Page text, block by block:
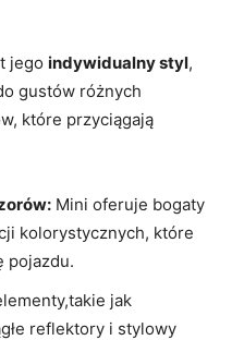
jego indywidualny styl,
gustów różnych
które przyciągają
Mini oferuje bogaty
kolorystycznych, które
pojazdu.
jak
reflektory i stylowy